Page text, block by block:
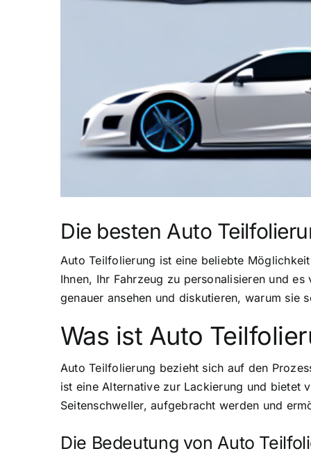
Die besten Auto
Auto Teilfolierung ist eine beliebte
Ihnen, Ihr Fahrzeug zu personalisieren und
genauer ansehen und diskutieren, warum sie
Was ist Auto
Auto Teilfolierung bezieht sich auf den
ist eine Alternative zur Lackierung und bietet
Seitenschweller, aufgebracht werden und
Die Bedeutung von Auto